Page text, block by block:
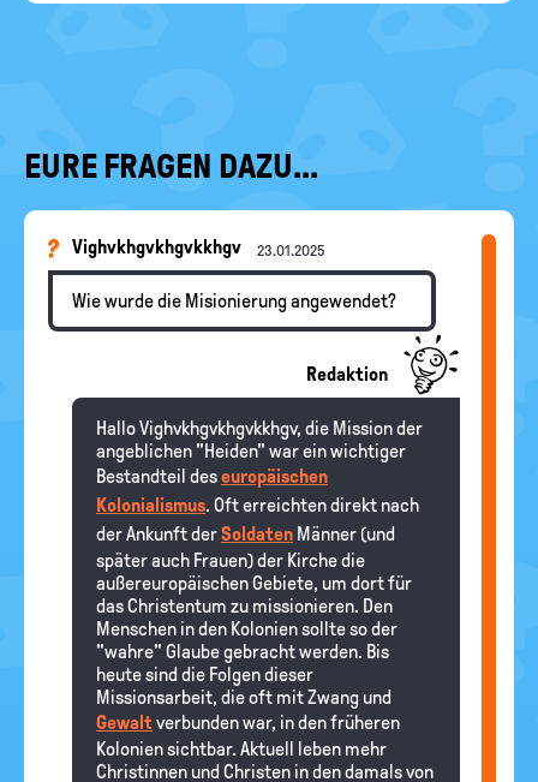
EURE FRAGEN DAZU...
Vighvkhgvkhgvkkhgv 23.01.2025
Wie wurde die Misionierung angewendet?
Redaktion
Hallo Vighvkhgvkhgvkkhgv, die Mission der
angeblichen "Heiden" war ein wichtiger
Bestandteil deseuropäischen
Kolonialismus. Oft erreichten direkt nach
der Ankunft derSoldaten Männer (und
später auch Frauen) der Kirche die
außereuropäischen Gebiete, um dort für
das Christentum zu missionieren. Den
Menschen in den Kolonien sollte so der
"wahre" Glaube gebracht werden. Bis
heute sind die Folgen dieser
Missionsarbeit, die oft mit Zwang und
Gewaltverbunden war, in den früheren
Kolonien sichtbar. Aktuell leben mehr
Christinnen und Christen in den damals von